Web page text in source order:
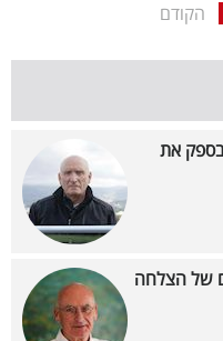
הקודם
את
של הצלחה